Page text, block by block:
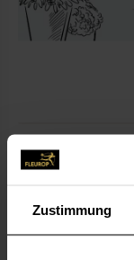
Zustimmung
KONTAKT
Spinner, Lothar